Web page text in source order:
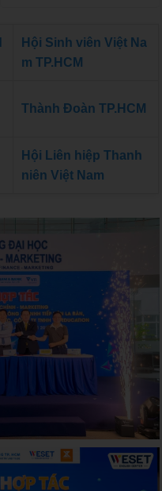
Hội Sinh viên Việt Na
m TP.HCM
Thành Đoàn TP.HCM
Hội Liên hiệp Thanh
niên Việt Nam